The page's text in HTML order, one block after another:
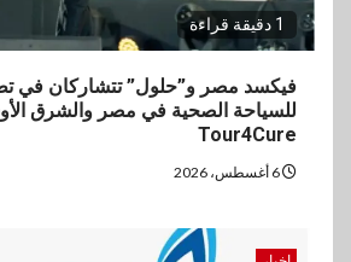
1 دقيقة قراءة
فيكسد مصر و”حلول” تتشاركان في
للسياحة الصحية في مصر والشرق
Tour4Cure